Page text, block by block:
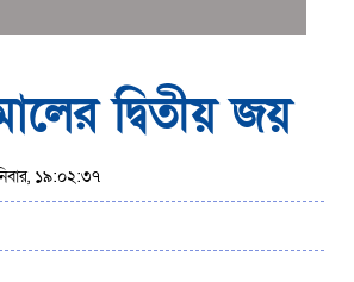
দ্বিতীয় জয়
১৯:০২:৩৭